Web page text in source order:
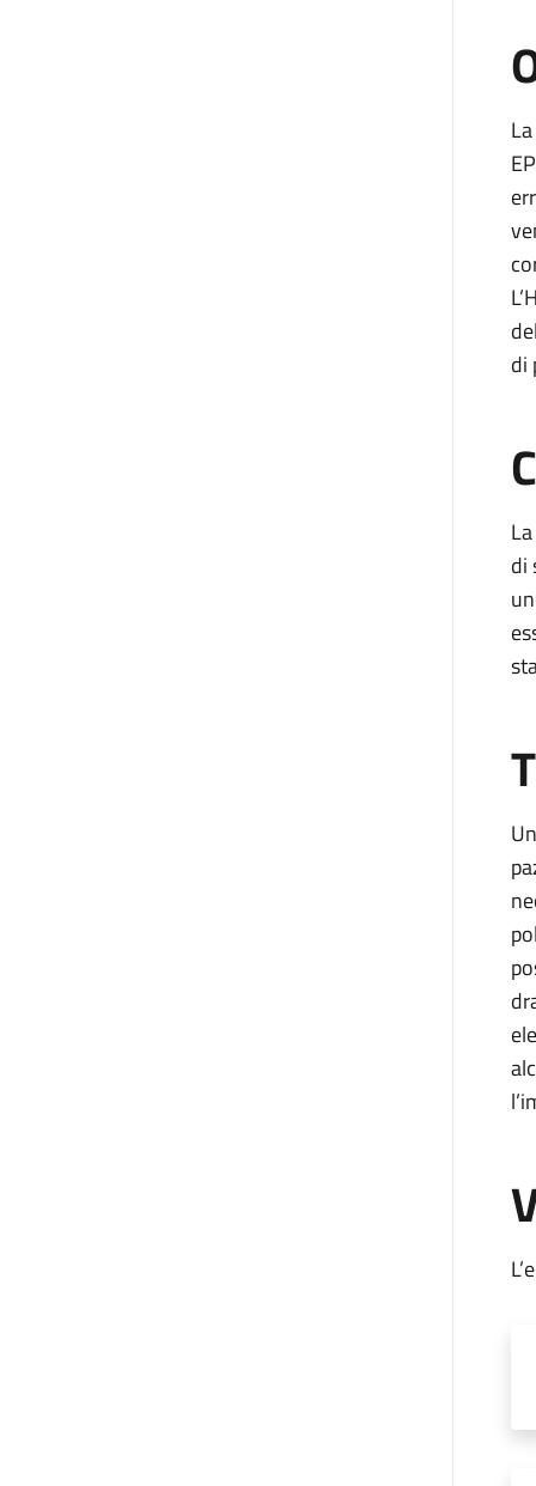
di
di